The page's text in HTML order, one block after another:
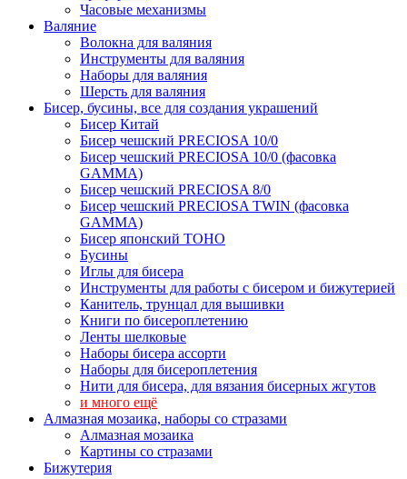
Часовые механизмы
Валяние
Волокна для валяния
Инструменты для валяния
Наборы для валяния
Шерсть для валяния
Бисер, бусины, все для создания украшений
Бисер Китай
Бисер чешский PRECIOSA 10/0
Бисер чешский PRECIOSA 10/0 (фасовка
GAMMA)
Бисер чешский PRECIOSA 8/0
Бисер чешский PRECIOSA TWIN (фасовка
GAMMA)
Бисер японский TOHO
Бусины
Иглы для бисера
Инструменты для работы с бисером и бижутерией
Канитель, трунцал для вышивки
Книги по бисероплетению
Ленты шелковые
Наборы бисера ассорти
Наборы для бисероплетения
Нити для бисера, для вязания бисерных жгутов
и много ещё
Алмазная мозаика, наборы со стразами
Алмазная мозаика
Картины co стразами
Бижутерия